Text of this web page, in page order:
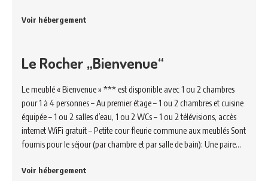
Voir hébergement
Le Rocher „Bienvenue“
Le meublé « Bienvenue » *** est disponible avec 1 ou 2 chambres
pour 1 à 4 personnes – Au premier étage – 1 ou 2 chambres et cuisine
équipée – 1 ou 2 salles d’eau, 1 ou 2 WCs – 1 ou 2 télévisions, accès
internet WiFi gratuit – Petite cour fleurie commune aux meublés Sont
fournis pour le séjour (par chambre et par salle de bain): Une paire…
Voir hébergement